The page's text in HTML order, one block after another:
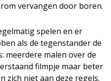
vervangen door boren.
spelen en er
als de tegenstander de
meerdere malen over de
filmpje maar beter
zich niet aan deze regels.